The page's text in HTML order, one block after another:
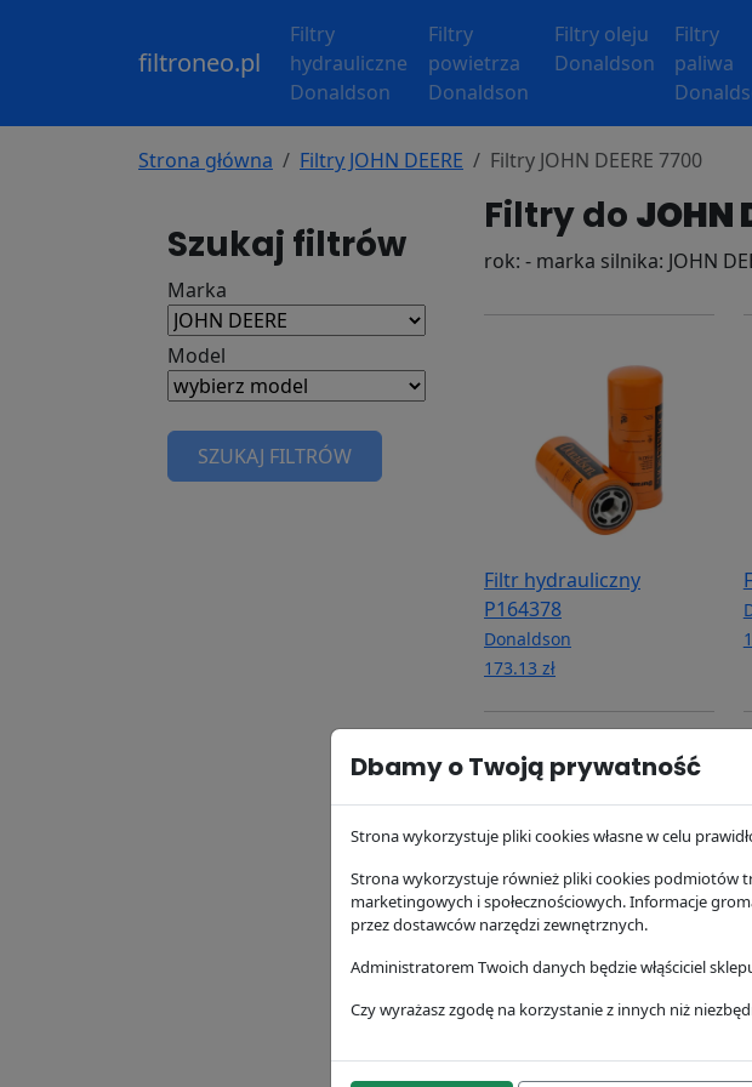
filtroneo.pl
Filtry
hydrauliczne
Donaldson
Filtry
powietrza
Donaldson
Filtry oleju
Donaldson
Filtry
paliwa
Strona główna Filtry JOHN DEERE Filtry JOHN DEERE 7700
Szukaj filtrów
Marka
Model
SZUKAJ FILTRÓW
Filtry do JOHN
rok: - marka silnika: JOHN
Filtr hydrauliczny
P164378
Donaldson
173.13 zł
Filtr paliwa P556745
Donaldson
Dbamy o Twoją prywatność
Strona wykorzystuje pliki cookies własne w celu
Strona wykorzystuje również pliki cookies podmiotów
marketingowych i społecznościowych. Informacje
przez dostawców narzędzi zewnętrznych.
Administratorem Twoich danych będzie włąściciel
Czy wyrażasz zgodę na korzystanie z innych niż